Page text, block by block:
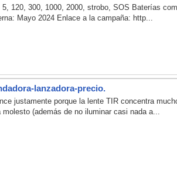
120, 300, 1000, 2000, strobo, SOS Baterías
Mayo 2024 Enlace a la campaña: http...
lanzadora-precio.
justamente porque la lente TIR concentra
(además de no iluminar casi nada a...